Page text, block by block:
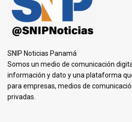
SNIP Noticias Panamá
Somos un medio de comunicación
información y dato y una plataforma
para empresas, medios de
privadas.